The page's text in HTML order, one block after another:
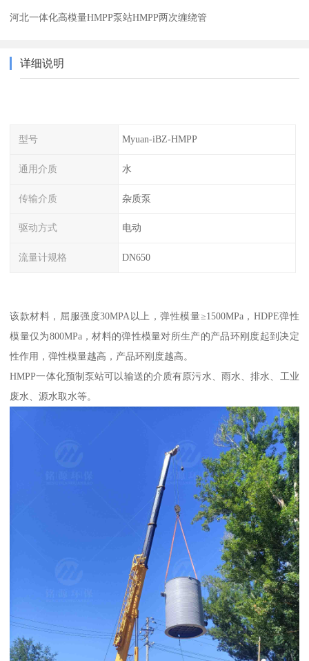
河北一体化高模量HMPP泵站HMPP两次缠绕管
详细说明
型号 Myuan-iBZ-HMPP
通用介质 水
传输介质 杂质泵
驱动方式 电动
流量计规格 DN650
该款材料，屈服强度30MPA以上，弹性模量≥1500MPa，HDPE弹性
模量仅为800MPa，材料的弹性模量对所生产的产品环刚度起到决定
性作用，弹性模量越高，产品环刚度越高。
HMPP一体化预制泵站可以输送的介质有原污水、雨水、排水、工业
废水、源水取水等。